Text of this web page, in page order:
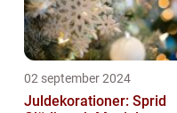
02 september 2024
Juldekorationer: Sprid